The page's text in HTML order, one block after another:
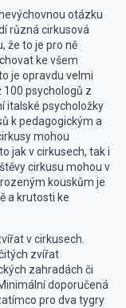
otázku
různá cirkusová
že to je pro ně
ke všem
je opravdu velmi
100 psychologů z
italské psycholožky
k pedagogickým a
mohou
jak v cirkusech, tak i
cirkusu mohou v
kouskům je
a krutosti ke
v cirkusech.
zvířat
zahradách či
doporučená
pro dva tygry